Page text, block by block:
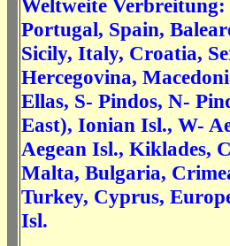
Weltweite Verbreitung:
Portugal, Spain,
Sicily, Italy, Croatia,
Hercegovina,
Ellas, S- Pindos, N-
East), Ionian Isl., W-
Aegean Isl., Kiklades,
Malta, Bulgaria,
Turkey, Cyprus,
Isl.